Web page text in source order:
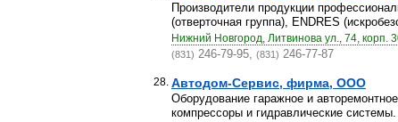
Производители продукции
(отверточная группа), ENDRES
Нижний Новгород, Литвинова ул., 74, корп.
(831) 246-79-95, (831) 246-77-87
28. Автодом-Сервис, фирма, ООО
Оборудование гаражное и
компрессоры и гидравлические